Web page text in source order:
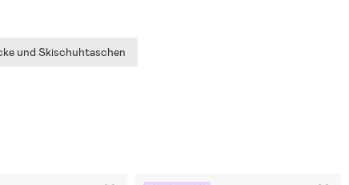
und Skischuhtaschen